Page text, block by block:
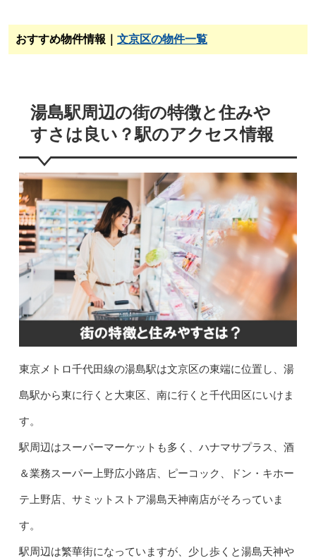
おすすめ物件情報｜ 文京区の物件一覧
湯島駅周辺の街の特徴と住みや
すさは良い？駅のアクセス情報
東京メトロ千代田線の湯島駅は文京区の東端に位置し、湯
島駅から東に行くと大東区、南に行くと千代田区にいけま
す。
駅周辺はスーパーマーケットも多く、ハナマサプラス、酒
＆業務スーパー上野広小路店、ピーコック、ドン・キホー
テ上野店、サミットストア湯島天神南店がそろっていま
す。
駅周辺は繁華街になっていますが、少し歩くと湯島天神や